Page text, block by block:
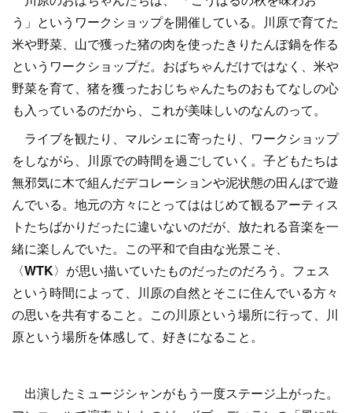
う」というワークショップを開催している。川原で育てた
米や野菜、山で獲った猪の肉を使ったきりたんぽ鍋を作る
というワークショップだ。おばちゃんだけではなく、米や
野菜を育て、猪を獲ったおじちゃんたちのおもてなしの心
も入っているのだから、これが美味しいのなんのって。
ライブを観たり、マルシェに寄ったり、ワークショップ
をしながら、川原での時間を過ごしていく。子どもたちは
無邪気に木で組んだデコレーションや泥状態の田んぼで遊
んでいる。地元の方々にとってははじめて観るアーティス
トたちばかりだったに違いないのだが、放たれる音楽を一
緒に楽しんでいた。この平和で自由な光景こそ、
〈WTK〉が思い描いていたものだったのだろう。フェス
という時間によって、川原の自然とそこに住んでいる方々
の思いを共有すること。この川原という場所に行って、川
原という場所を体感して、好きになること。
出演したミュージシャンがもう一度ステージ上がった。